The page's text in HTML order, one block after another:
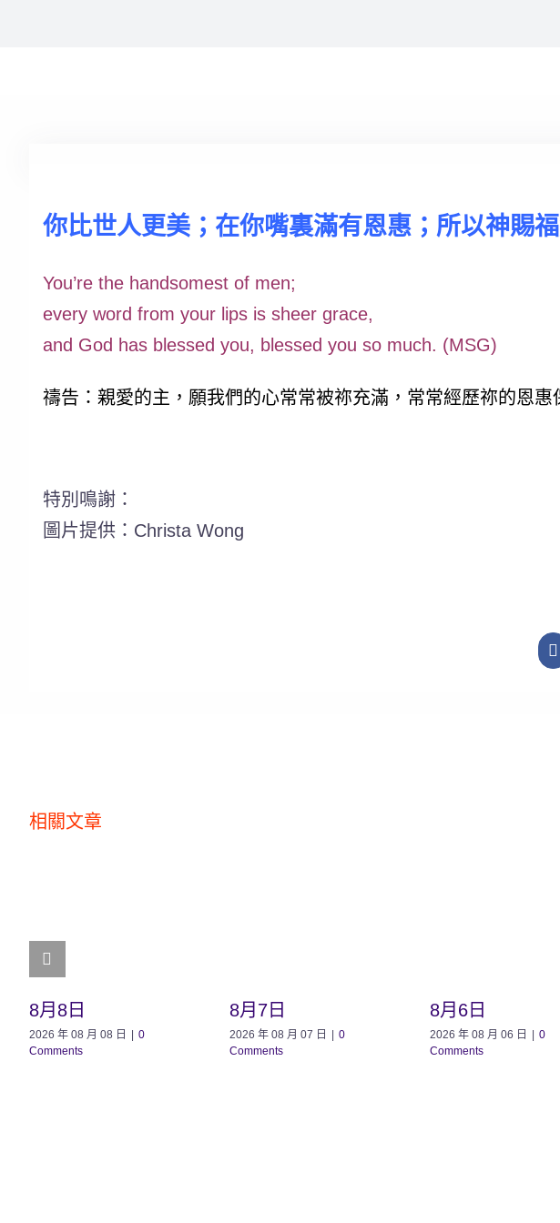
你比世人更美；在你嘴裏滿有恩惠；所以神賜
You’re the handsomest of men;
every word from your lips is sheer grace,
and God has blessed you, blessed you so much. (MSG)
禱告：親愛的主，願我們的心常常被祢充滿，常常經歷祢的恩惠
特別鳴謝：
圖片提供：Christa Wong
相關文章
8月8日
2026 年 08 月 08 日
0
Comments
8月7日
2026 年 08 月 07 日
0
Comments
8月6日
2026 年 08 月 06 日
0
Comments